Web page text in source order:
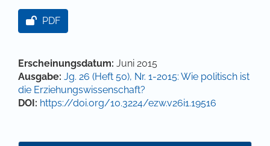
Artikel-Sidebar
PDF
Hauptsächlicher Artikelinhalt
Artikel-Details
Erscheinungsdatum: Juni 2015
Ausgabe: Jg. 26 (Heft 50), Nr. 1-2015: Wie politisch ist
die Erziehungswissenschaft?
DOI: https://doi.org/10.3224/ezw.v26i1.19516